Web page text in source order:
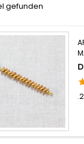
gefunden